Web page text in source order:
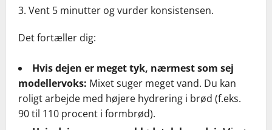
Vent 5 minutter og vurder konsistensen.
Det fortæller dig:
Hvis dejen er meget tyk, nærmest som sej
modellervoks: Mixet suger meget vand. Du kan
roligt arbejde med højere hydrering i brød (f.eks.
90 til 110 procent i formbrød).